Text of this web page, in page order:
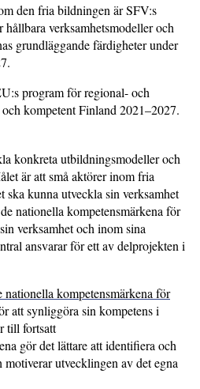
den fria bildningen är SFV:s
hållbara verksamhetsmodeller och
grundläggande färdigheter under
program för regional- och
kompetent Finland 2021–2027.
konkreta utbildningsmodeller och
är att små aktörer inom fria
kunna utveckla sin verksamhet
nationella kompetensmärkena för
verksamhet och inom sina
ansvarar för ett av delprojekten i
nationella kompetensmärkena för
att synliggöra sin kompetens i
till fortsatt
gör det lättare att identifiera och
utvecklingen av det egna